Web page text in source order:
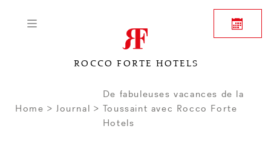
ROCCO FORTE HOTELS
Home Journal
De fabuleuses vacances de la
Toussaint avec Rocco Forte
Hotels